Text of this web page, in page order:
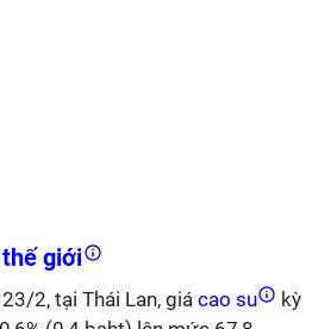
thế giới
2, tại Thái Lan, giá cao su
kỳ